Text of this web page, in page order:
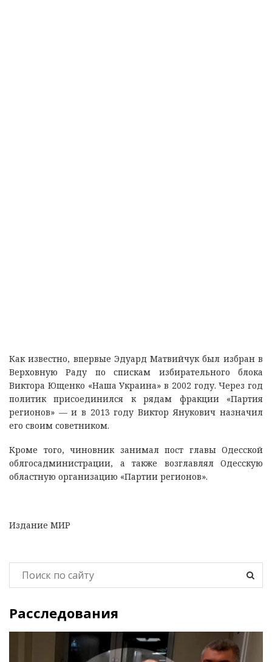
Как известно, впервые Эдуард Матвийчук был избран в
Верховную Раду по спискам избирательного блока
Виктора Ющенко «Наша Украина» в 2002 году. Через год
политик присоединился к рядам фракции «Партия
регионов» — и в 2013 году Виктор Янукович назначил
его своим советником.
Кроме того, чиновник занимал пост главы Одесской
облгосадминистрации, а также возглавлял Одесскую
областную организацию «Партии регионов».
Издание МИР
Расследования